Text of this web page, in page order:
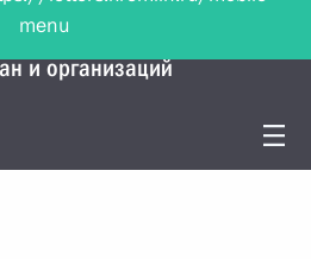
по работе с
и организаций
menu